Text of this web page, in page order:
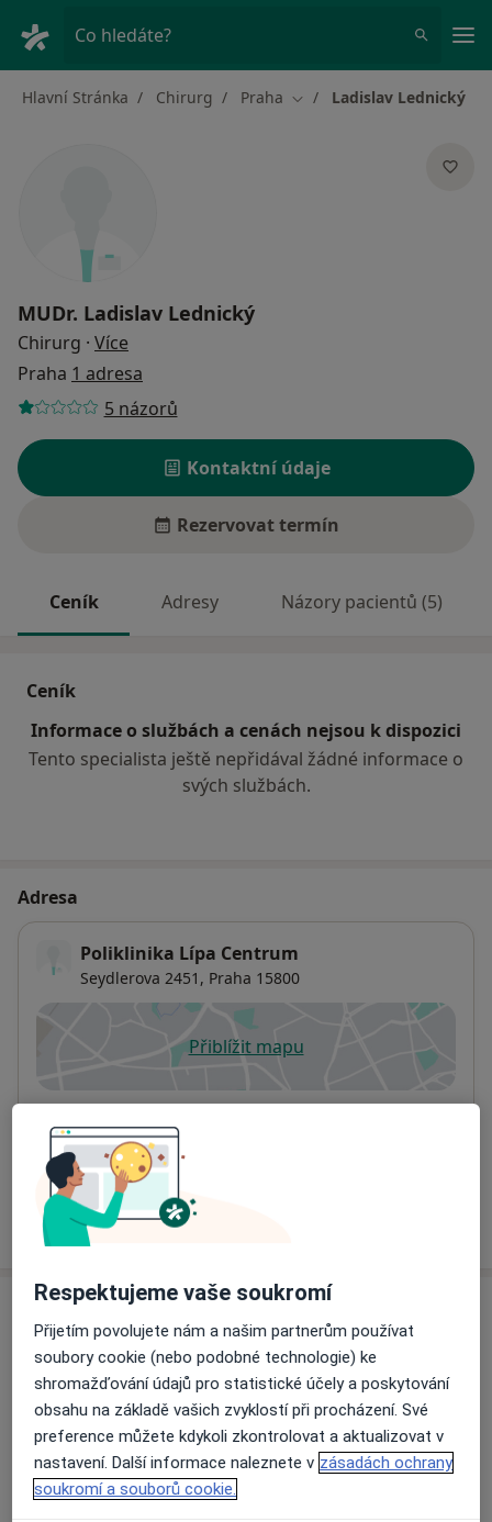
Co hledáte?
Hlavní Stránka Chirurg Praha Změna města
Ladislav Lednický
MUDr. Ladislav Lednický
Chirurg · Více
Praha 1 adresa
5 názorů
Kontaktní údaje
Rezervovat termín
Ceník Adresy Názory pacientů (5)
Ceník
Informace o službách a cenách nejsou k dispozici
Tento specialista ještě nepřidával žádné informace o
svých službách.
Adresa
Poliklinika Lípa Centrum
Seydlerova 2451, Praha 15800
Přiblížit mapuse otevře v nové záložce
Dostupnost
Co mám v takové situaci udělat?
Přidejte svůj názor
5 názorů
Respektujeme vaše soukromí
Přijetím povolujete nám a našim partnerům používat
soubory cookie (nebo podobné technologie) ke
shromažďování údajů pro statistické účely a poskytování
obsahu na základě vašich zvyklostí při procházení. Své
preference můžete kdykoli zkontrolovat a aktualizovat v
nastavení. Další informace naleznete v zásadách ochrany
soukromí a souborů cookie.